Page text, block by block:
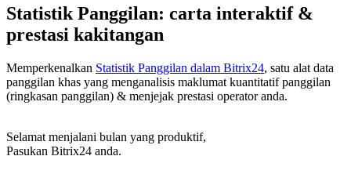
Statistik Panggilan: carta interaktif &
prestasi kakitangan
Memperkenalkan Statistik Panggilan dalam Bitrix24, satu alat data
panggilan khas yang menganalisis maklumat kuantitatif panggilan
(ringkasan panggilan) & menjejak prestasi operator anda.
Selamat menjalani bulan yang produktif,
Pasukan Bitrix24 anda.